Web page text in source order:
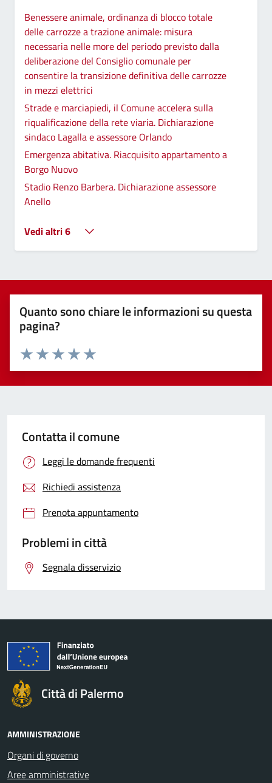
Benessere animale, ordinanza di blocco totale
delle carrozze a trazione animale: misura
necessaria nelle more del periodo previsto dalla
deliberazione del Consiglio comunale per
consentire la transizione definitiva delle carrozze
in mezzi elettrici
Strade e marciapiedi, il Comune accelera sulla
riqualificazione della rete viaria. Dichiarazione
sindaco Lagalla e assessore Orlando
Emergenza abitativa. Riacquisito appartamento a
Borgo Nuovo
Stadio Renzo Barbera. Dichiarazione assessore
Anello
Vedi altri 6
Quanto sono chiare le informazioni su questa
pagina?
Valuta 5 stelle su 5
Valuta 4 stelle su 5
Valuta 3 stelle su 5
Valuta 2 stelle su 5
Valuta 1 stelle su 5
Contatta il comune
Leggi le domande frequenti
Richiedi assistenza
Prenota appuntamento
Problemi in città
Segnala disservizio
Città di Palermo
AMMINISTRAZIONE
Organi di governo
Aree amministrative